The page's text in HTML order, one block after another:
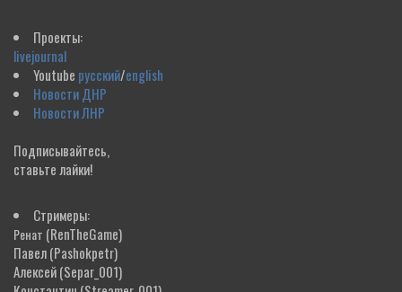
Проекты:
livejournal
Youtube русский/english
Новости ДНР
Новости ЛНР
Подписывайтесь,
ставьте лайки!
Стримеры:
Ренат (RenTheGame)
Павел(Pashokpetr)
Алексей(Separ_001)